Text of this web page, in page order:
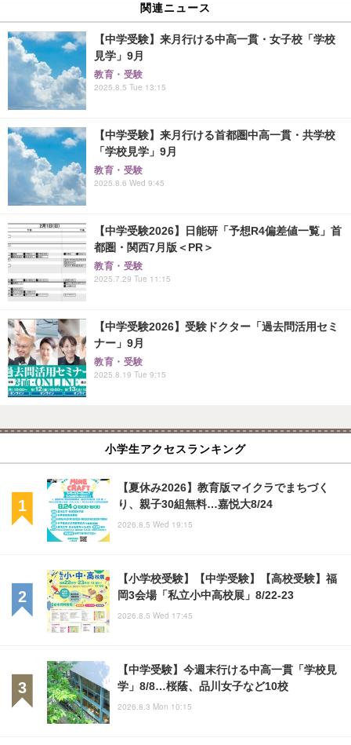
関連ニュース
【中学受験】来月行ける中高一貫・女子校「学校
見学」9月
教育・受験
2025.8.5 Tue 13:15
【中学受験】来月行ける首都圏中高一貫・共学校
「学校見学」9月
教育・受験
2025.8.6 Wed 9:45
【中学受験2026】日能研「予想R4偏差値一覧」首
都圏・関西7月版＜PR＞
教育・受験
2025.7.29 Tue 11:15
【中学受験2026】受験ドクター「過去問活用セミ
ナー」9月
教育・受験
2025.8.19 Tue 9:15
小学生アクセスランキング
【夏休み2026】教育版マイクラでまちづく
り、親子30組無料…嘉悦大8/24
2026.8.5 Wed 19:15
【小学校受験】【中学受験】【高校受験】福
岡3会場「私立小中高校展」8/22-23
2026.8.5 Wed 17:45
【中学受験】今週末行ける中高一貫「学校見
学」8/8…桜蔭、品川女子など10校
2026.8.3 Mon 10:15